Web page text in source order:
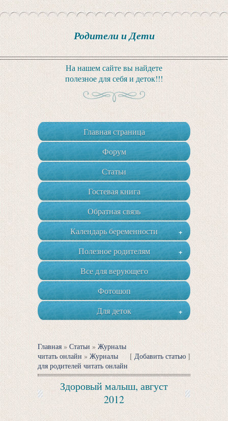
Родители и Дети
На нашем сайте вы найдете
полезное для себя и деток!!!
Главная страница
Форум
Статьи
Гостевая книга
Обратная связь
Календарь беременности
+
Полезное родителям +
Все для верующего
Фотошоп
Для деток
+
Главная »Статьи» Журналы
читать онлайн » Журналы
для родителей читать онлайн
[ Добавить статью ]
Здоровый малыш, август
2012